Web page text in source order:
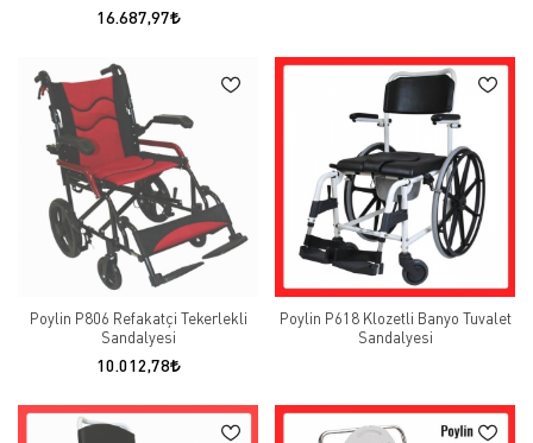
16.687,97
Poylin P806 Refakatçi Tekerlekli
Sandalyesi
10.012,78
Poylin P618 Klozetli Banyo Tuvalet
Sandalyesi